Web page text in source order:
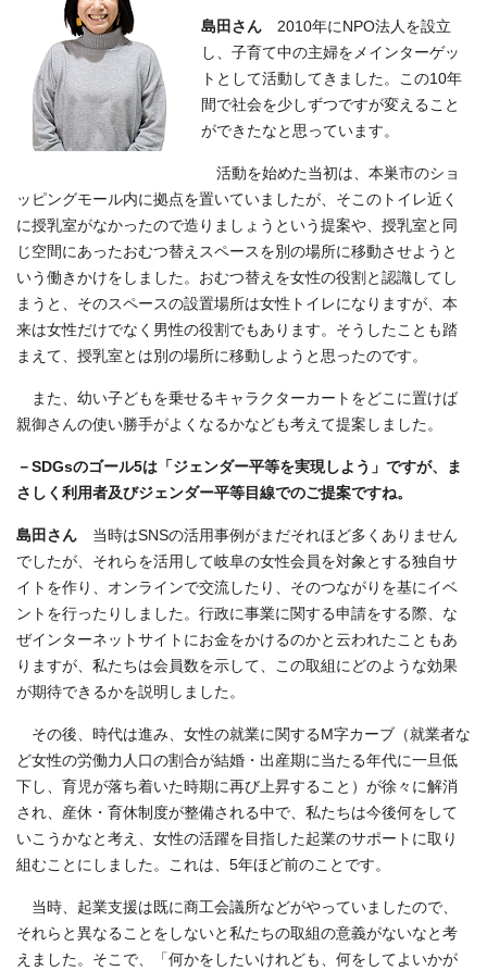
島田さん 2010年にNPO法人を設立
し、子育て中の主婦をメインターゲッ
トとして活動してきました。この10年
間で社会を少しずつですが変えること
ができたなと思っています。
活動を始めた当初は、本巣市のショ
ッピングモール内に拠点を置いていましたが、そこのトイレ近く
に授乳室がなかったので造りましょうという提案や、授乳室と同
じ空間にあったおむつ替えスペースを別の場所に移動させようと
いう働きかけをしました。おむつ替えを女性の役割と認識してし
まうと、そのスペースの設置場所は女性トイレになりますが、本
来は女性だけでなく男性の役割でもあります。そうしたことも踏
まえて、授乳室とは別の場所に移動しようと思ったのです。
また、幼い子どもを乗せるキャラクターカートをどこに置けば
親御さんの使い勝手がよくなるかなども考えて提案しました。
－SDGsのゴール5は「ジェンダー平等を実現しよう」ですが、ま
さしく利用者及びジェンダー平等目線でのご提案ですね。
島田さん 当時はSNSの活用事例がまだそれほど多くありません
でしたが、それらを活用して岐阜の女性会員を対象とする独自サ
イトを作り、オンラインで交流したり、そのつながりを基にイベ
ントを行ったりしました。行政に事業に関する申請をする際、な
ぜインターネットサイトにお金をかけるのかと云われたこともあ
りますが、私たちは会員数を示して、この取組にどのような効果
が期待できるかを説明しました。
その後、時代は進み、女性の就業に関するM字カーブ（就業者な
ど女性の労働力人口の割合が結婚・出産期に当たる年代に一旦低
下し、育児が落ち着いた時期に再び上昇すること）が徐々に解消
され、産休・育休制度が整備される中で、私たちは今後何をして
いこうかなと考え、女性の活躍を目指した起業のサポートに取り
組むことにしました。これは、5年ほど前のことです。
当時、起業支援は既に商工会議所などがやっていましたので、
それらと異なることをしないと私たちの取組の意義がないなと考
えました。そこで、「何かをしたいけれども、何をしてよいかが